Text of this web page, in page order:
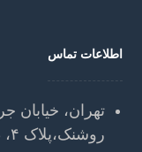
اطلاعات تماس
تهران، خیابان
روشنک،پلاک ۴، طبقه ۲، واحد ۶